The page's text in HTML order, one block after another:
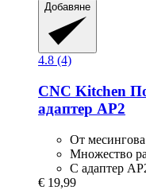
Добавяне
4.8 (4)
CNC Kitchen
адаптер AP2
От
Множество
С адаптер
€ 19,99